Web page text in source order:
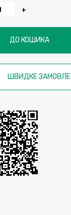
+
ДО КОШИКА
ШВИДКЕ